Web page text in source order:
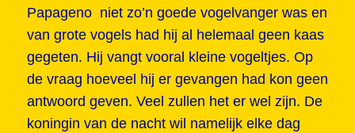
Papageno niet zo’n goede vogelvanger was en
van grote vogels had hij al helemaal geen kaas
gegeten. Hij vangt vooral kleine vogeltjes. Op
de vraag hoeveel hij er gevangen had kon geen
antwoord geven. Veel zullen het er wel zijn. De
koningin van de nacht wil namelijk elke dag